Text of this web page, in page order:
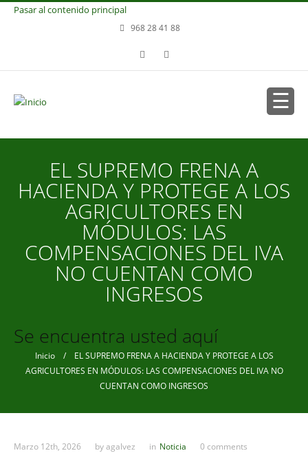
Pasar al contenido principal
968 28 41 88
EL SUPREMO FRENA A
HACIENDA Y PROTEGE A LOS
AGRICULTORES EN
MÓDULOS: LAS
COMPENSACIONES DEL IVA
NO CUENTAN COMO
INGRESOS
Se encuentra usted aquí
Inicio/ EL SUPREMO FRENA A HACIENDA Y PROTEGE A LOS
AGRICULTORES EN MÓDULOS: LAS COMPENSACIONES DEL IVA NO
CUENTAN COMO INGRESOS
Marzo 12th, 2026 byagalvez in Noticia 0 comments